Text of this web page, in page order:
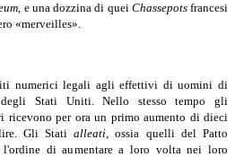
, e una dozzina di quei Chassepotsfrancesi
«merveilles».
numerici legali agli effettivi di uomini di
degli Stati Uniti. Nello stesso tempo gli
ricevono per ora un primo aumento di dieci
Gli Statialleati, ossia quelli del Patto
l'ordine di aumentare a loro volta nei loro